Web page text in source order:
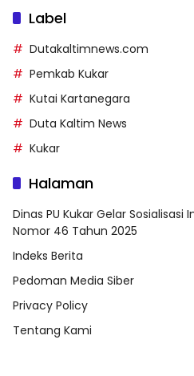
Label
Dutakaltimnews.com
Pemkab Kukar
Kutai Kartanegara
Duta Kaltim News
Kukar
Halaman
Dinas PU Kukar Gelar
Nomor 46 Tahun 2025
Indeks Berita
Pedoman Media Siber
Privacy Policy
Tentang Kami